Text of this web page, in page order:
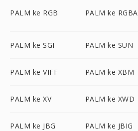
PALM ke RGB PALM ke RGBA
PALM ke SGI PALM ke SUN
PALM ke VIFF PALM ke XBM
PALM ke XV PALM ke XWD
PALM ke JBG PALM ke JBIG